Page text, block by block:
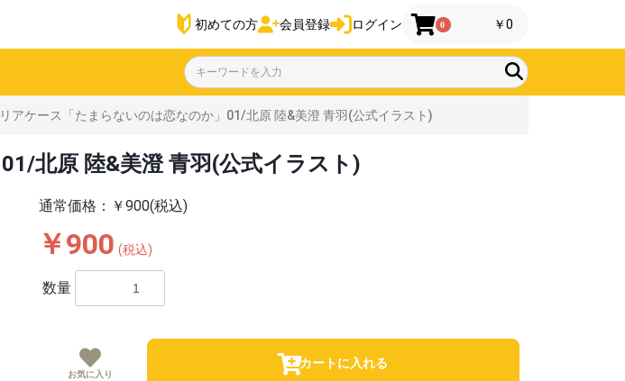
初めての方 会員登録 ログイン 0 ￥0
アケース「たまらないのは恋なのか」01/北原 陸&美澄 青羽(公式イラスト)
北原 陸&美澄 青羽(公式イラスト)
通常価格：￥900(税込)
￥900 (税込)
お気に入り
カートに入れる
数量